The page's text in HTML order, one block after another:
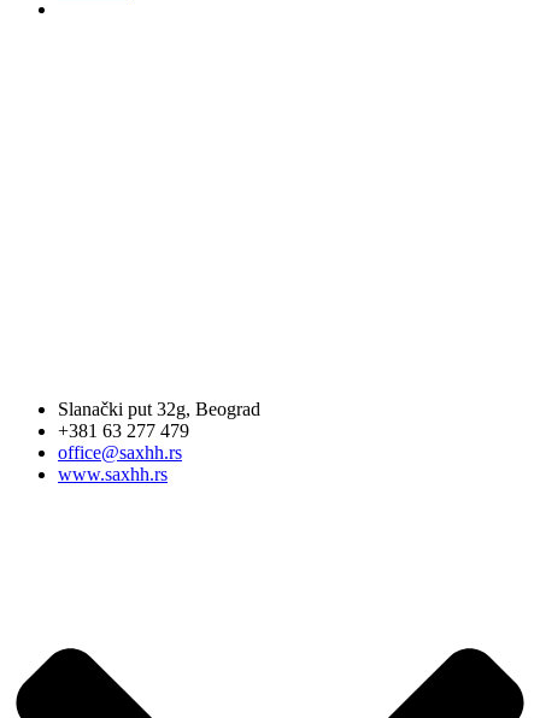
Slanački put 32g, Beograd
+381 63 277 479
office@saxhh.rs
www.saxhh.rs